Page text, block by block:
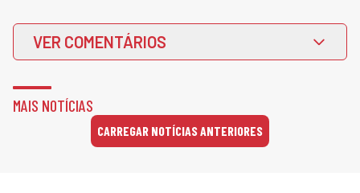
VER COMENTÁRIOS
MAIS NOTÍCIAS
CARREGAR NOTÍCIAS ANTERIORES